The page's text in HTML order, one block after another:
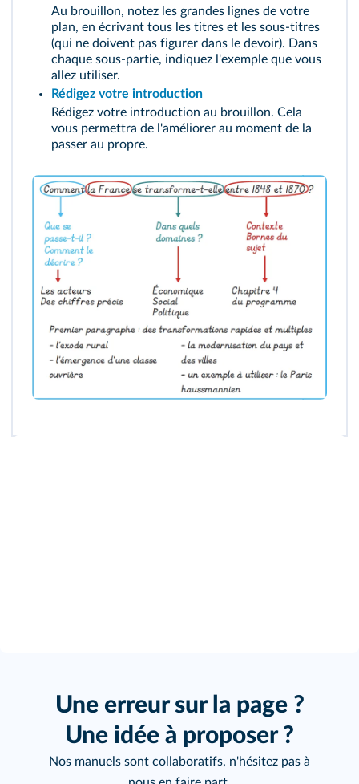
Au brouillon, notez les grandes lignes de votre
plan, en écrivant tous les titres et les sous‑titres
(qui ne doivent pas figurer dans le devoir). Dans
chaque sous‑partie, indiquez l'exemple que vous
allez utiliser.
Rédigez votre introduction
Rédigez votre introduction au brouillon. Cela
vous permettra de l'améliorer au moment de la
passer au propre.
Une erreur sur la page ?
Une idée à proposer ?
Nos manuels sont collaboratifs, n'hésitez pas à